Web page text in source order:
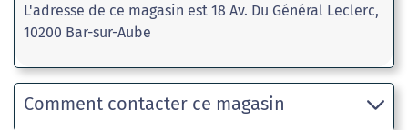
L'adresse de ce magasin est 18 Av. Du Général Leclerc,
10200 Bar-sur-Aube
Comment contacter ce magasin